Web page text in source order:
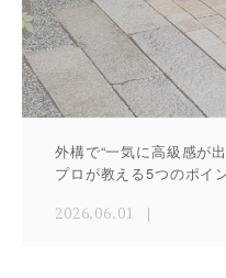
外構で“一気に高級感が
プロが教える5つのポイ
2026.06.01